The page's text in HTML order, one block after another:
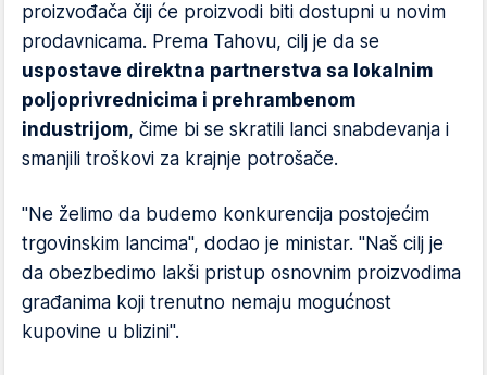
proizvođača čiji će proizvodi biti dostupni u novim
prodavnicama. Prema Tahovu, cilj je da se
uspostave direktna partnerstva sa lokalnim
poljoprivrednicima i prehrambenom
industrijom, čime bi se skratili lanci snabdevanja i
smanjili troškovi za krajnje potrošače.
"Ne želimo da budemo konkurencija postojećim
trgovinskim lancima", dodao je ministar. "Naš cilj je
da obezbedimo lakši pristup osnovnim proizvodima
građanima koji trenutno nemaju mogućnost
kupovine u blizini".